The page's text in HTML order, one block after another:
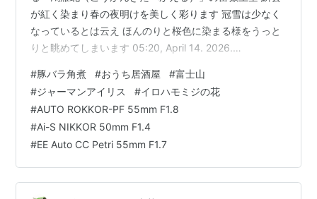
が紅く染まり春の夜明けを美しく彩ります 冠雪は少なく
なっているとは云え ほんのりと桜色に染まる様をうっと
りと眺めてしまいます 05:20, April 14. 2026.
SONY XPERIA 5 ■ 豚バラ角煮と新玉葱のコンソメ煮 コ
トコトと数時間 こうした濃い目の味付けでこっくりと煮
込んだニクも春の訪れと共にもういいかな…なんて思う
のですけれど、さりとて蒸し暑い梅雨時や盛夏の頃にも
ムショーに食べた…
#豚バラ角煮 #おうち居酒屋 #富士山
#ジャーマンアイリス #イロハモミジの花
#AUTO ROKKOR-PF 55mm F1.8
#Ai-S NIKKOR 50mm F1.4
#EE Auto CC Petri 55mm F1.7